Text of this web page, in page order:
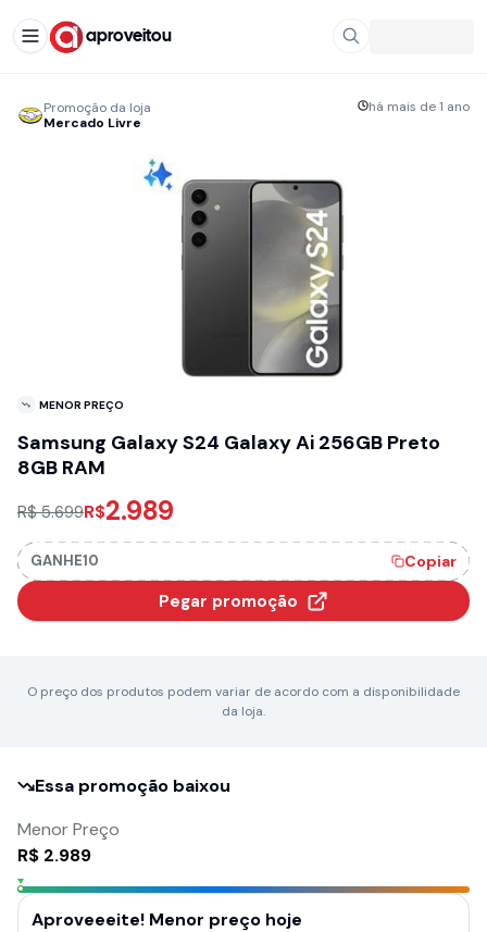
aproveitou
Promoção da loja
Mercado Livre
há mais de 1 ano
MENOR PREÇO
Samsung Galaxy S24 Galaxy Ai 256GB Preto
8GB RAM
R$ 5.699R$2.989
GANHE10 Copiar
Pegar promoção
O preço dos produtos podem variar de acordo com a disponibilidade
da loja.
Essa promoção baixou
Menor Preço
R$ 2.989
Aproveeeite! Menor preço hoje